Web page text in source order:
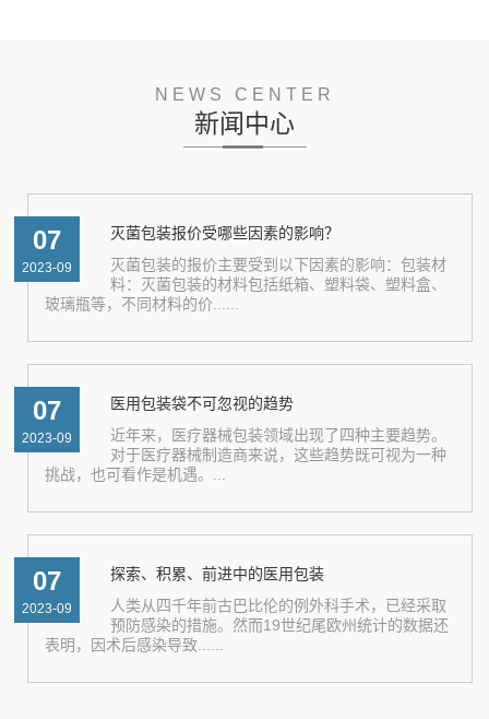
NEWS CENTER
新闻中心
07
2023-09
灭菌包装报价受哪些因素的影响？
灭菌包装的报价主要受到以下因素的影响：包装材
料：灭菌包装的材料包括纸箱、塑料袋、塑料盒、
玻璃瓶等，不同材料的价......
07
2023-09
医用包装袋不可忽视的趋势
近年来，医疗器械包装领域出现了四种主要趋势。
对于医疗器械制造商来说，这些趋势既可视为一种
挑战，也可看作是机遇。...
07
2023-09
探索、积累、前进中的医用包装
人类从四千年前古巴比伦的例外科手术，已经采取
预防感染的措施。然而19世纪尾欧州统计的数据还
表明，因术后感染导致......